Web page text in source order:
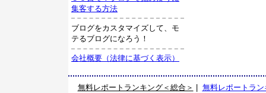
集客する方法
ブログをカスタマイズして、モ
テるブログになろう！
会社概要（法律に基づく表示）
無料レポートランキング＜総合＞
無料レポートラ